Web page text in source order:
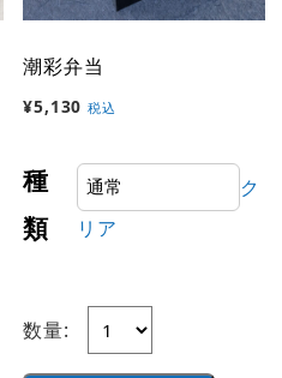
潮彩弁当
¥5,130 税込
種
類
ク
リア
数量: